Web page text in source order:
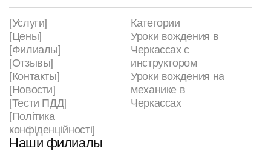
[Услуги]
[Цены]
[Филиалы]
[Отзывы]
[Контакты]
[Новости]
[Тести ПДД]
[Політика
конфіденційності]
Категории
Уроки вождения в
Черкассах с
инструктором
Уроки вождения на
механике в
Черкассах
Наши филиалы